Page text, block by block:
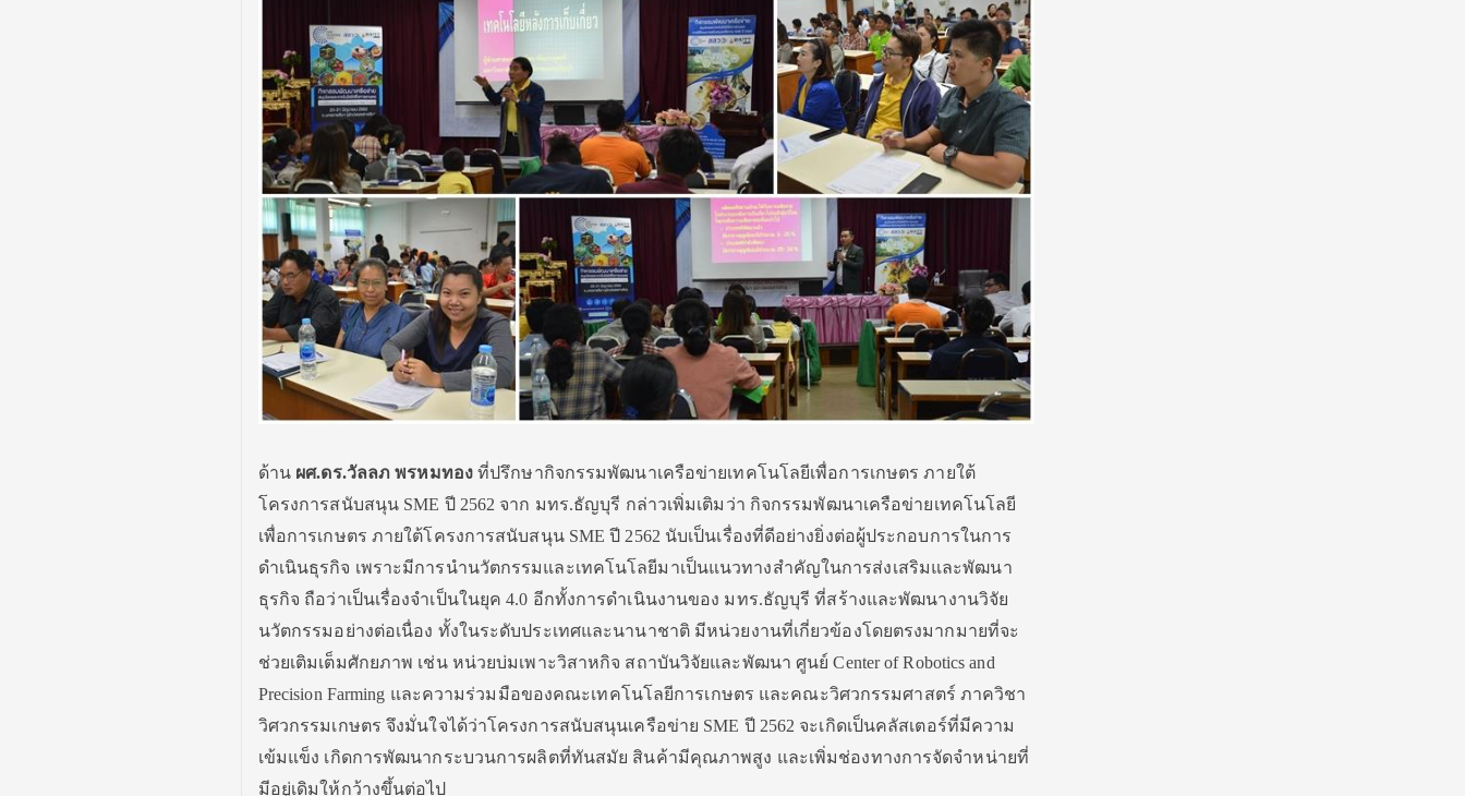
ด้าน ผศ.ดร.วัลลภ พรหมทองที่ปรึกษากิจกรรมพัฒนาเครือข่ายเทคโนโลยีเพื่อการเกษตร ภายใต้
โครงการสนับสนุน SME ปี 2562 จาก มทร.ธัญบุรี กล่าวเพิ่มเติมว่า กิจกรรมพัฒนาเครือข่ายเทคโนโลยี
เพื่อการเกษตร ภายใต้โครงการสนับสนุน SME ปี 2562 นับเป็นเรื่องที่ดีอย่างยิ่งต่อผู้ประกอบการในการ
ดำเนินธุรกิจ เพราะมีการนำนวัตกรรมและเทคโนโลยีมาเป็นแนวทางสำคัญในการส่งเสริมและพัฒนา
ธุรกิจ ถือว่าเป็นเรื่องจำเป็นในยุค 4.0 อีกทั้งการดำเนินงานของ มทร.ธัญบุรี ที่สร้างและพัฒนางานวิจัย
นวัตกรรมอย่างต่อเนื่อง ทั้งในระดับประเทศและนานาชาติ มีหน่วยงานที่เกี่ยวข้องโดยตรงมากมายที่จะ
ช่วยเติมเต็มศักยภาพ เช่น หน่วยบ่มเพาะวิสาหกิจ สถาบันวิจัยและพัฒนา ศูนย์ Center of Robotics and
Precision Farming และความร่วมมือของคณะเทคโนโลยีการเกษตร และคณะวิศวกรรมศาสตร์ ภาควิชา
วิศวกรรมเกษตร จึงมั่นใจได้ว่าโครงการสนับสนุนเครือข่าย SME ปี 2562 จะเกิดเป็นคลัสเตอร์ที่มีความ
เข้มแข็ง เกิดการพัฒนากระบวนการผลิตที่ทันสมัย สินค้ามีคุณภาพสูง และเพิ่มช่องทางการจัดจำหน่ายที่
มีอยู่เดิมให้กว้างขึ้นต่อไป